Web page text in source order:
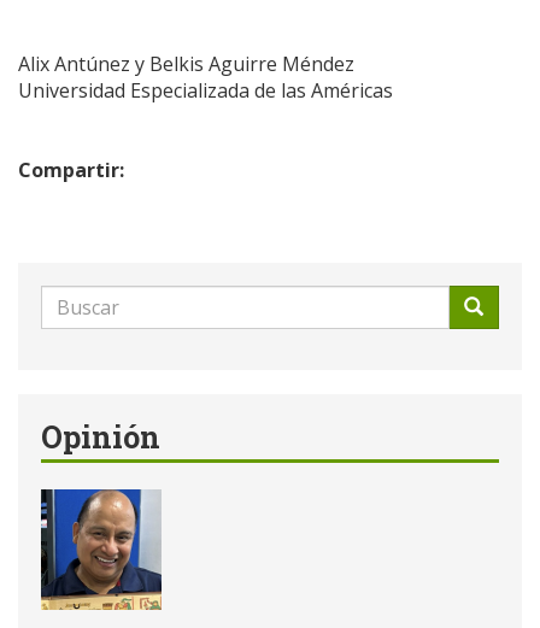
Alix Antúnez y Belkis Aguirre Méndez
Universidad Especializada de las Américas
Compartir:
Formulario
de
Opinión